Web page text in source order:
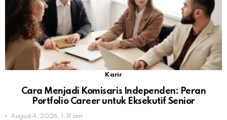
Karir
Cara Menjadi Komisaris Independen: Peran
Portfolio Career untuk Eksekutif Senior
August 4, 2026, 1:31 am